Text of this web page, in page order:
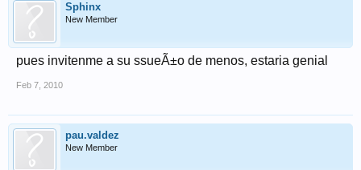
Sphinx
New Member
pues invitenme a su ssueÃ±o de menos, estaria genial
Feb 7, 2010
pau.valdez
New Member